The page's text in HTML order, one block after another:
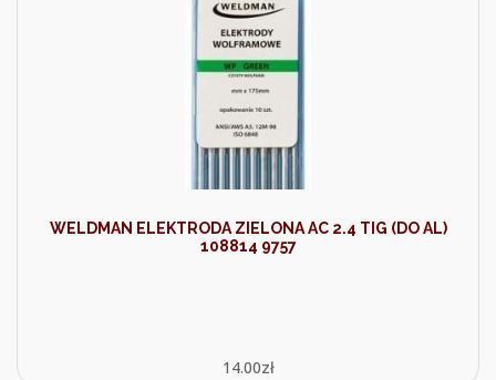
WELDMAN ELEKTRODA ZIELONA AC 2.4 TIG (DO AL)
108814 9757
14.00zł